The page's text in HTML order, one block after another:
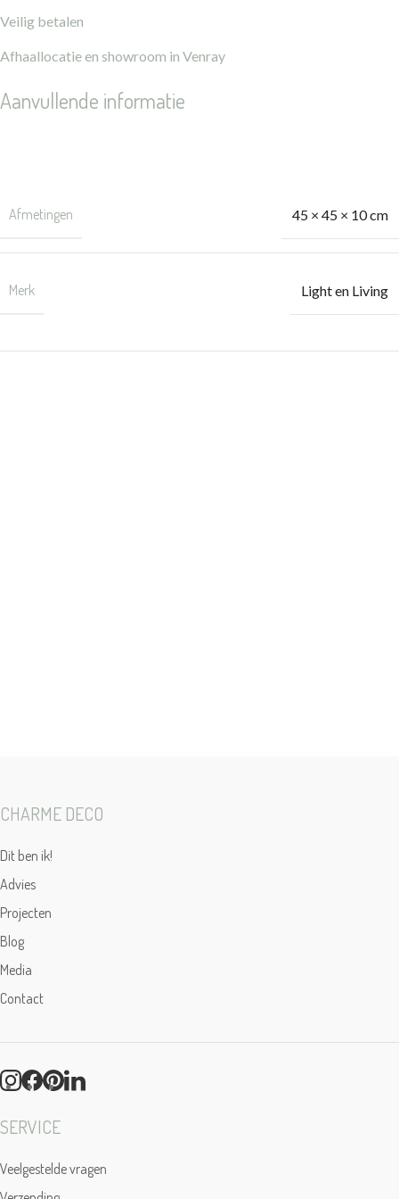
Veilig betalen
Afhaallocatie en showroom in Venray
Aanvullende informatie
Afmetingen 45 × 45 × 10 cm
Merk Light en Living
CHARME DECO
Dit ben ik!
Advies
Projecten
Blog
Media
Contact
SERVICE
Veelgestelde vragen